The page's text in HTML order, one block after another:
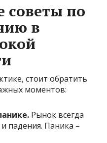
советы по
в
стоит обратить
моментов:
Рынок всегда
падения. Паника –